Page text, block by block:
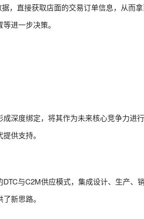
，直接获取店面的交易订单信息，从而
进一步决策。
深度绑定，将其作为未来核心竞争力进
供支持。
与C2M供应模式，集成设计、生产、
新思路。